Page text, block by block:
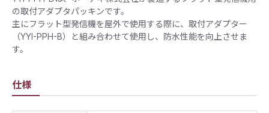
の取付アダプタパッキンです。
​主にフラット型発信機を屋外で使用する際に、取付アダプター
（YYI-PPH-B）と組み合わせて使用し、防水性能を向上させま
す。
仕様